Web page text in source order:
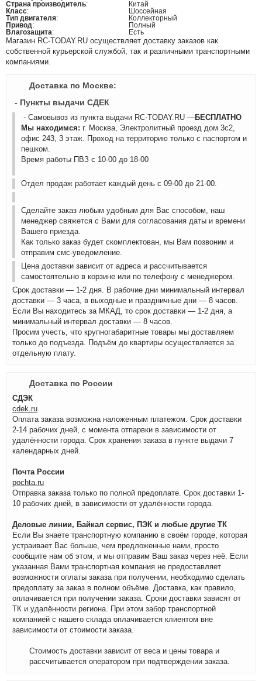
Страна производитель:
Китай
Класс:
Шоссейная
Тип двигателя:
Коллекторный
Привод:
Полный
Влагозащита: Есть
Магазин RC-TODAY.RU осуществляет доставку заказов как
собственной курьерской службой, так и различными транспортными
компаниями.
Доставка по Москве:
- Пункты выдачи СДЕК
- Самовывоз из пункта выдачи RC-TODAY.RU —БЕСПЛАТНО
Мы находимся: г. Москва, Электролитный проезд дом 3с2,
офис 243, 3 этаж. Проход на территорию только с паспортом и
пешком.
Время работы ПВЗ с 10-00 до 18-00
Отдел продаж работает каждый день с 09-00 до 21-00.
Сделайте заказ любым удобным для Вас способом, наш
менеджер свяжется с Вами для согласования даты и времени
Вашего приезда.
Как только заказ будет скомплектован, мы Вам позвоним и
отправим смс-уведомление.
Цена доставки зависит от адреса и рассчитывается
самостоятельно в корзине или по телефону с менеджером.
Срок доставки — 1-2 дня. В рабочие дни минимальный интервал
доставки — 3 часа, в выходные и праздничные дни — 8 часов.
Если Вы находитесь за МКАД, то срок доставки — 1-2 дня, а
минимальный интервал доставки — 8 часов.
Просим учесть, что крупногабаритные товары мы доставляем
только до подъезда. Подъём до квартиры осуществляется за
отдельную плату.
Доставка по России
СДЭК
cdek.ru
Оплата заказа возможна наложенным платежом. Срок доставки
2-14 рабочих дней, с момента отпарвки в зависимости от
удалённости города. Срок хранения заказа в пункте выдачи 7
календарных дней.
Почта России
pochta.ru
Отправка заказа только по полной предоплате. Срок доставки 1-
10 рабочих дней, в зависимости от удалённости города.
Деловые линии, Байкал сервис, ПЭК и любые другие ТК
Если Вы знаете транспортную компанию в своём городе, которая
устраивает Вас больше, чем предложенные нами, просто
сообщите нам об этом, и мы отправим Ваш заказ через неё. Если
указанная Вами транспортная компания не предоставляет
возможности оплаты заказа при получении, необходимо сделать
предоплату за заказ в полном объёме. Доставка, как правило,
оплачивается при получении заказа. Сроки доставки зависят от
ТК и удалённости региона. При этом забор транспортной
компанией с нашего склада оплачивается клиентом вне
зависимости от стоимости заказа.
Стоимость доставки зависит от веса и цены товара и
рассчитывается оператором при подтверждении заказа.